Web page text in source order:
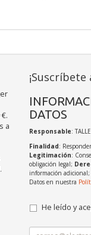
a
DATOS
Responsable:
Finalidad:
Legitimación:
obligación legal;
información adicional;
Datos en nuestra
He leído y